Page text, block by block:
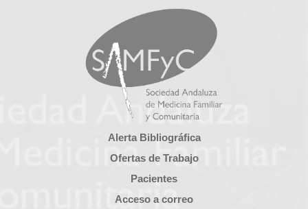
Alerta Bibliográfica
Ofertas de Trabajo
Pacientes
Acceso a correo